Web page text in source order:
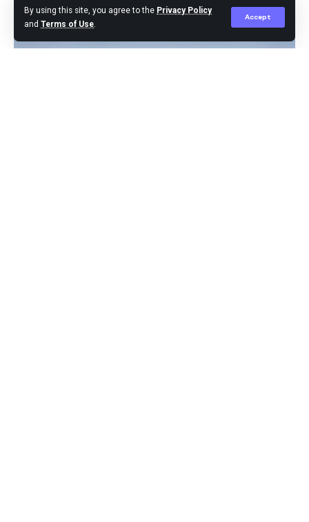
By using this site, you agree to the Privacy Policy
and Terms of Use.
Accept
Editor Published April 6, 2025